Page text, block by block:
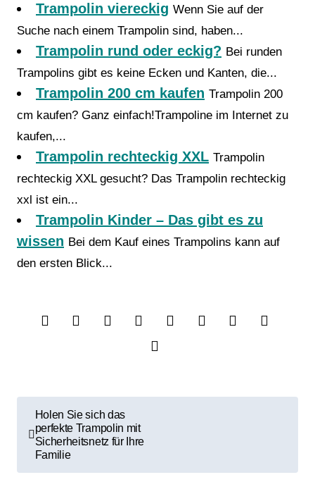
Trampolin viereckig Wenn Sie auf der
Suche nach einem Trampolin sind, haben...
Trampolin rund oder eckig? Bei runden
Trampolins gibt es keine Ecken und Kanten, die...
Trampolin 200 cm kaufen Trampolin 200
cm kaufen? Ganz einfach!Trampoline im Internet zu
kaufen,...
Trampolin rechteckig XXL Trampolin
rechteckig XXL gesucht? Das Trampolin rechteckig
xxl ist ein...
Trampolin Kinder – Das gibt es zu
wissen Bei dem Kauf eines Trampolins kann auf
den ersten Blick...
i
Holen Sie sich das
perfekte Trampolin mit
Sicherheitsnetz für Ihre
Familie